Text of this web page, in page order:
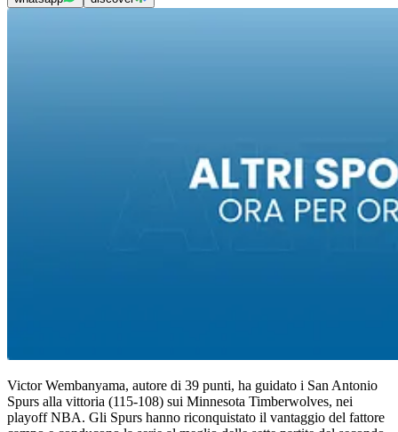
Victor Wembanyama, autore di 39 punti, ha guidato i San Antonio
Spurs alla vittoria (115-108) sui Minnesota Timberwolves, nei
playoff NBA. Gli Spurs hanno riconquistato il vantaggio del fattore